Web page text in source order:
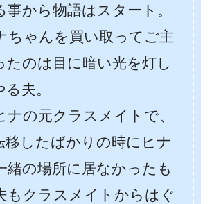
事から物語はスタート。
ちゃんを買い取ってご主
たのは目に暗い光を灯し
夫。
ナの元クラスメイトで、
移したばかりの時にヒナ
緒の場所に居なかったも
もクラスメイトからはぐ